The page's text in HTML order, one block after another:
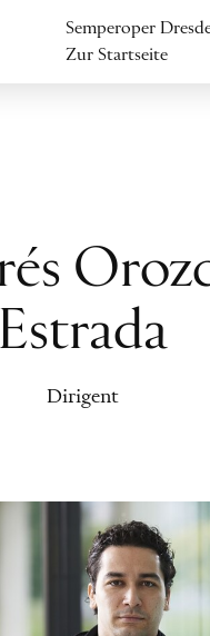
Semperoper
Zur Startseite
Estrada
Dirigent